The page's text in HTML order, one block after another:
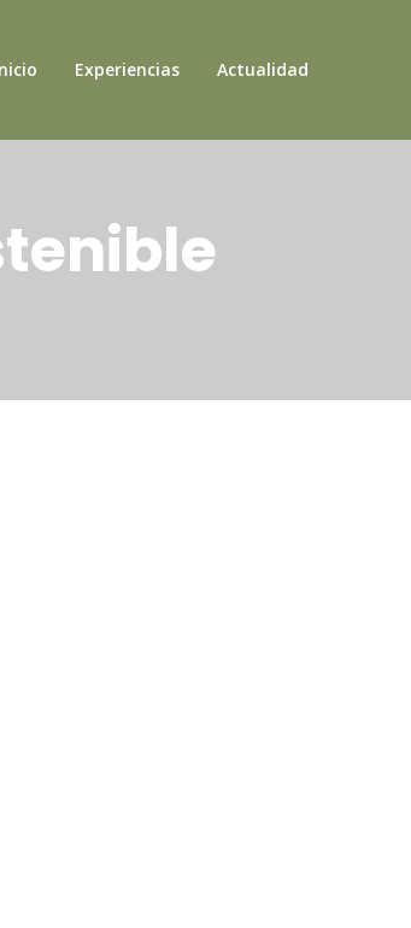
Experiencias Actualidad